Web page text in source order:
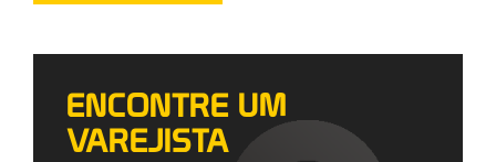
ENCONTRE UM
VAREJISTA